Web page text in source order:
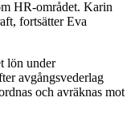
HR-området. Karin
fortsätter Eva
lön under
avgångsvederlag
och avräknas mot